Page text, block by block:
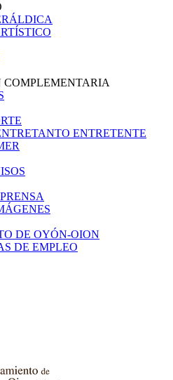
ENTRETENTE
DE OYÓN-OION
DE EMPLEO